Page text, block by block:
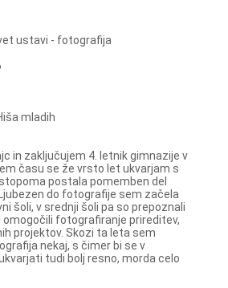
ustavi - fotografija
mladih
in zaključujem 4. letnik gimnazije v
času se že vrsto let ukvarjam s
postala pomemben del
do fotografije sem začela
šoli, v srednji šoli pa so prepoznali
fotografiranje prireditev,
projektov. Skozi ta leta sem
nekaj, s čimer bi se v
tudi bolj resno, morda celo